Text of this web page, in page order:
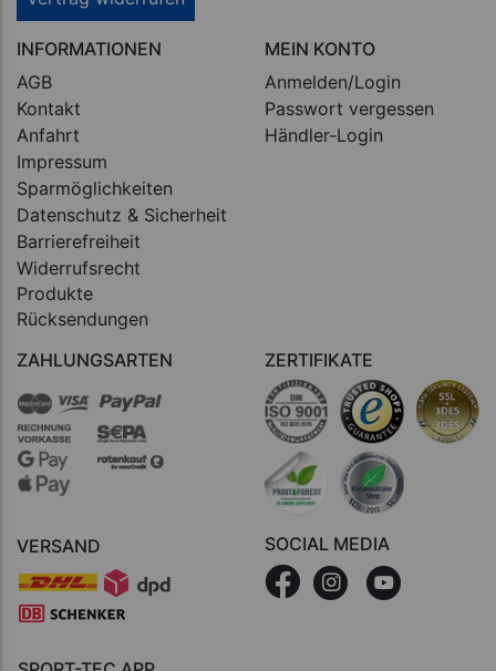
INFORMATIONEN
AGB
Kontakt
Anfahrt
Impressum
Sparmöglichkeiten
Datenschutz & Sicherheit
Barrierefreiheit
Widerrufsrecht
Produkte
Rücksendungen
MEIN KONTO
Anmelden/Login
Passwort vergessen
Händler-Login
ZAHLUNGSARTEN
VERSAND
ZERTIFIKATE
SOCIAL MEDIA